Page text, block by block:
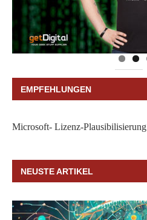
EMPFEHLUNGEN
Microsoft- Lizenz-Plausibilisierung
NEUSTE ARTIKEL